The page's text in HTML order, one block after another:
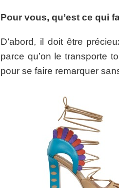
Pour vous, qu’est ce qui
D’abord, il doit être
parce qu’on le transporte
pour se faire remarquer